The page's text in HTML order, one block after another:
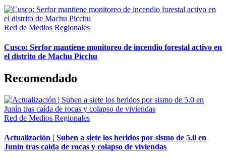
Red de Medios Regionales
Cusco: Serfor mantiene monitoreo de incendio forestal activo en
el distrito de Machu Picchu
Recomendado
Red de Medios Regionales
Actualización | Suben a siete los heridos por sismo de 5.0 en
Junín tras caída de rocas y colapso de viviendas